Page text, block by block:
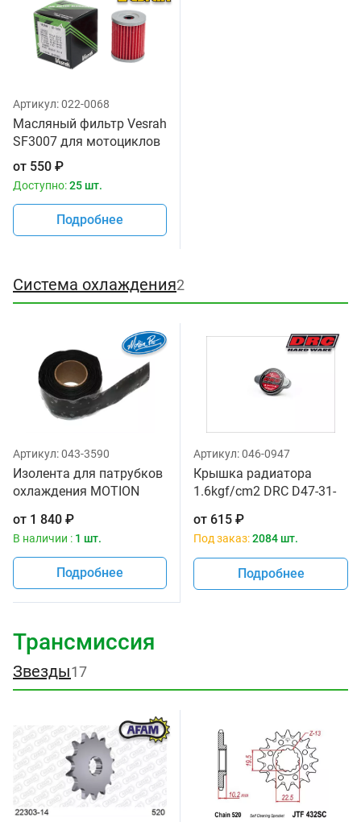
Артикул:022-0068
Масляный фильтр Vesrah
SF3007 для мотоциклов
от 550 ₽
Доступно:25 шт.
Подробнее
Система охлаждения2
Артикул:043-3590
Изолента для патрубков
охлаждения MOTION
от 1 840 ₽
В наличии : 1 шт.
Подробнее
Артикул:046-0947
Крышка радиатора
1.6kgf/cm2 DRC D47-31-
от 615 ₽
Под заказ:2084 шт.
Подробнее
Трансмиссия
Звезды17